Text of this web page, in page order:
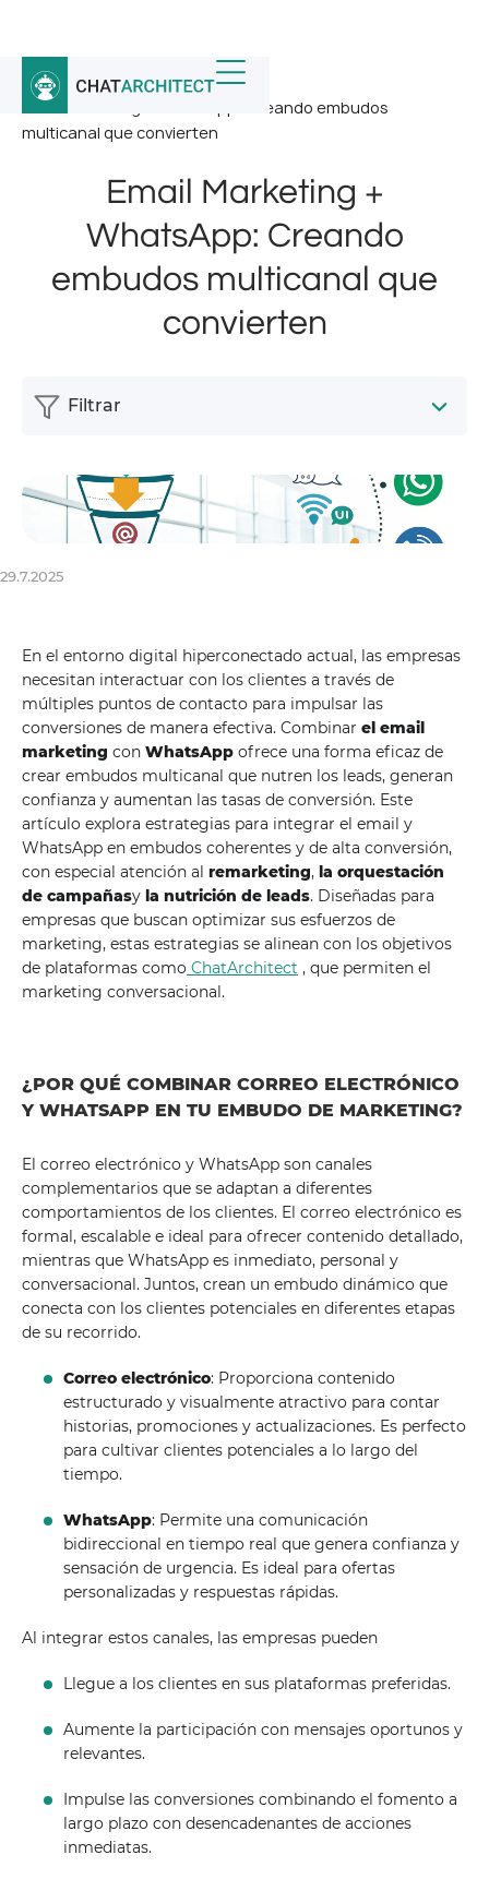
Inicio Noticias /
Email Marketing + WhatsApp: Creando embudos
multicanal que convierten
Email Marketing +
WhatsApp: Creando
embudos multicanal que
convierten
29.7.2025
En el entorno digital hiperconectado actual, las empresas
necesitan interactuar con los clientes a través de
múltiples puntos de contacto para impulsar las
conversiones de manera efectiva. Combinar el email
marketing con WhatsApp ofrece una forma eficaz de
crear embudos multicanal que nutren los leads, generan
confianza y aumentan las tasas de conversión. Este
artículo explora estrategias para integrar el email y
WhatsApp en embudos coherentes y de alta conversión,
con especial atención al remarketing, la orquestación
de campañasy la nutrición de leads. Diseñadas para
empresas que buscan optimizar sus esfuerzos de
marketing, estas estrategias se alinean con los objetivos
de plataformas como ChatArchitect , que permiten el
marketing conversacional.
¿POR QUÉ COMBINAR CORREO ELECTRÓNICO
Y WHATSAPP EN TU EMBUDO DE MARKETING?
El correo electrónico y WhatsApp son canales
complementarios que se adaptan a diferentes
comportamientos de los clientes. El correo electrónico es
formal, escalable e ideal para ofrecer contenido detallado,
mientras que WhatsApp es inmediato, personal y
conversacional. Juntos, crean un embudo dinámico que
conecta con los clientes potenciales en diferentes etapas
de su recorrido.
Correo electrónico: Proporciona contenido
estructurado y visualmente atractivo para contar
historias, promociones y actualizaciones. Es perfecto
para cultivar clientes potenciales a lo largo del
tiempo.
WhatsApp: Permite una comunicación
bidireccional en tiempo real que genera confianza y
sensación de urgencia. Es ideal para ofertas
personalizadas y respuestas rápidas.
Al integrar estos canales, las empresas pueden
Llegue a los clientes en sus plataformas preferidas.
Aumente la participación con mensajes oportunos y
relevantes.
Impulse las conversiones combinando el fomento a
largo plazo con desencadenantes de acciones
inmediatas.
Filtrar